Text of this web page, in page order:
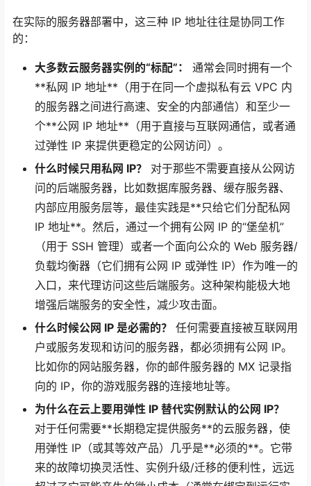
在实际的服务器部署中，这三种 IP 地址往往是协同工作
的：
大多数云服务器实例的“标配”：
通常会同时拥有一个
**私网 IP 地址**（用于在同一个虚拟私有云 VPC 内
的服务器之间进行高速、安全的内部通信）和至少一
个**公网 IP 地址**（用于直接与互联网通信，或者通
过弹性 IP 来提供更稳定的公网访问）。
什么时候只用私网 IP？
对于那些不需要直接从公网访
问的后端服务器，比如数据库服务器、缓存服务器、
内部应用服务层等，最佳实践是**只给它们分配私网
IP 地址**。然后，通过一个拥有公网 IP 的“堡垒机”
（用于 SSH 管理）或者一个面向公众的 Web 服务器/
负载均衡器（它们拥有公网 IP 或弹性 IP）作为唯一的
入口，来代理访问这些后端服务。这种架构能极大地
增强后端服务的安全性，减少攻击面。
什么时候公网 IP 是必需的？
任何需要直接被互联网用
户或服务发现和访问的服务器，都必须拥有公网 IP。
比如你的网站服务器，你的邮件服务器的 MX 记录指
向的 IP，你的游戏服务器的连接地址等。
为什么在云上要用弹性 IP 替代实例默认的公网 IP？
对于任何需要**长期稳定提供服务**的云服务器，使
用弹性 IP（或其等效产品）几乎是**必须的**。它带
来的故障切换灵活性、实例升级/迁移的便利性，远远